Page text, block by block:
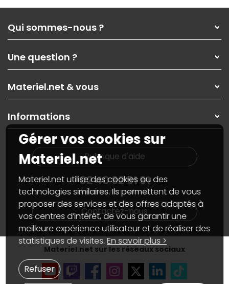
Qui sommes-nous ?
Nos services
Les magasins Materiel.net
Nos solutions pour les pros
Contactez-nous
Une question ?
Paiement, livraison
Garanties,Pack Zen
SAV, demander un retour
Informations
Guides d'achats et tutoriels
Materiel.net & vous
On rachète votre carte graphique
PC sur mesure : Votre RDV personnalisé
Notre démarche écologique
Materiel.net recrute
Notre programme d'affiliation
Partenariat & Sponsoring
Informations
Plan du site
Nos marques
Conditions générales de vente
Informations légales
Données personnellesetcookies
Gérer vos cookies
Accessibilité : non conforme
Rubrique d'aide
02 40 92 91 91
(numéro non surtaxé)
Contactez-nous
Materiel.net sur les réseaux sociaux
Gérer vos cookies sur
Materiel.net
Materiel.net utilise des cookies ou des
technologies similaires. Ils permettent de vous
proposer des services et des offres adaptés à
vos centres d’intérêt, de vous garantir une
meilleure expérience utilisateur et de réaliser des
statistiques de visites.En savoir plus >
Refuser